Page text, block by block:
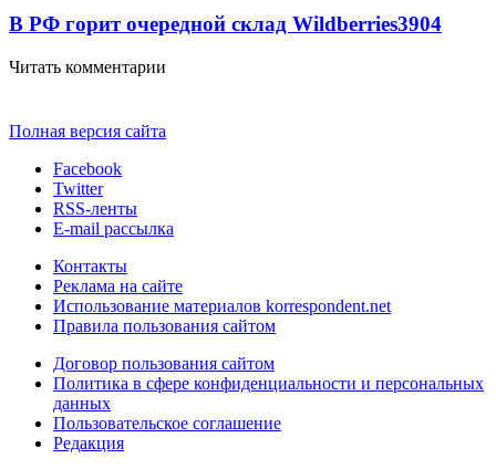
В РФ горит очередной склад Wildberries3904
Читать комментарии
Полная версия сайта
Facebook
Twitter
RSS-ленты
E-mail рассылка
Контакты
Реклама на сайте
Использование материалов korrespondent.net
Правила пользования сайтом
Договор пользования сайтом
Политика в сфере конфиденциальности и персональных
данных
Пользовательское соглашение
Редакция